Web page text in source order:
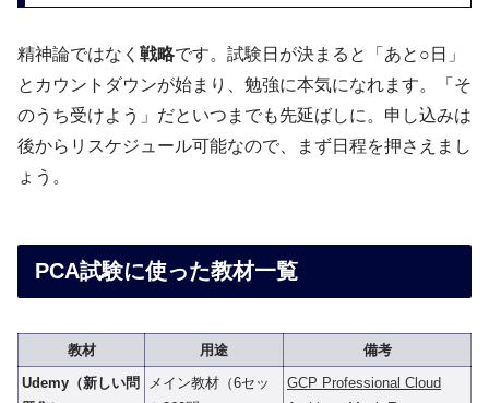
精神論ではなく 戦略です。試験日が決まると「あと○日」
とカウントダウンが始まり、勉強に本気になれます。「そ
のうち受けよう」だといつまでも先延ばしに。申し込みは
後からリスケジュール可能なので、まず日程を押さえまし
ょう。
PCA試験に使った教材一覧
教材 用途
備考
Udemy（新しい問
メイン教材（6セッ
GCP Professional Cloud